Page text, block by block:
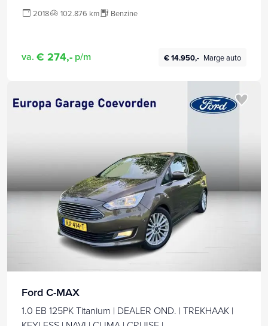
2018 102.876 km Benzine
va. € 274,- p/m € 14.950,- Marge auto
Ford C-MAX
1.0 EB 125PK Titanium | DEALER OND. | TREKHAAK |